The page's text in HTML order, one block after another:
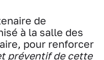
de
à la salle des
pour renforcer
préventif de cette